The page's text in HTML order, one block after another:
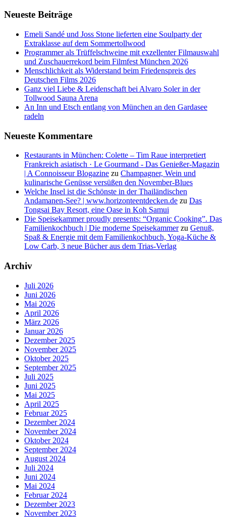
Neueste Beiträge
Emeli Sandé und Joss Stone lieferten eine Soulparty der
Extraklasse auf dem Sommertollwood
Programmer als Trüffelschweine mit exzellenter Filmauswahl
und Zuschauerrekord beim Filmfest München 2026
Menschlichkeit als Widerstand beim Friedenspreis des
Deutschen Films 2026
Ganz viel Liebe & Leidenschaft bei Alvaro Soler in der
Tollwood Sauna Arena
An Inn und Etsch entlang von München an den Gardasee
radeln
Neueste Kommentare
Restaurants in München: Colette – Tim Raue interpretiert
Frankreich asiatisch · Le Gourmand - Das Genießer-Magazin
| A Connoisseur Blogazine zu Champagner, Wein und
kulinarische Genüsse versüßen den November-Blues
Welche Insel ist die Schönste in der Thailändischen
Andamanen-See? | www.horizonteentdecken.de zu Das
Tongsai Bay Resort, eine Oase in Koh Samui
Die Speisekammer proudly presents: “Organic Cooking”. Das
Familienkochbuch | Die moderne Speisekammerzu Genuß,
Spaß & Energie mit dem Familienkochbuch, Yoga-Küche &
Low Carb, 3 neue Bücher aus dem Trias-Verlag
Archiv
Juli 2026
Juni 2026
Mai 2026
April 2026
März 2026
Januar 2026
Dezember 2025
November 2025
Oktober 2025
September 2025
Juli 2025
Juni 2025
Mai 2025
April 2025
Februar 2025
Dezember 2024
November 2024
Oktober 2024
September 2024
August 2024
Juli 2024
Juni 2024
Mai 2024
Februar 2024
Dezember 2023
November 2023